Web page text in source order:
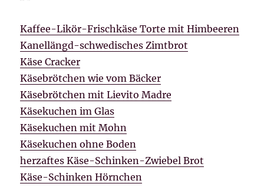
Kaffee-Likör-Frischkäse Torte mit Himbeeren
Kanellängd-schwedisches Zimtbrot
Käse Cracker
Käsebrötchen wie vom Bäcker
Käsebrötchen mit Lievito Madre
Käsekuchen im Glas
Käsekuchen mit Mohn
Käsekuchen ohne Boden
herzaftes Käse-Schinken-Zwiebel Brot
Käse-Schinken Hörnchen